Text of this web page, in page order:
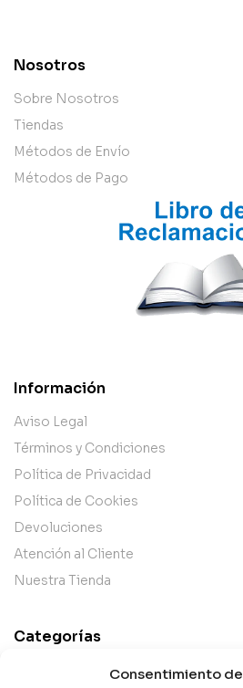
Consentimiento de
Nosotros
Sobre Nosotros
Tiendas
Métodos de Envío
Métodos de Pago
Información
Aviso Legal
Términos y Condiciones
Política de Privacidad
Política de Cookies
Devoluciones
Atención al Cliente
Nuestra Tienda
Categorías